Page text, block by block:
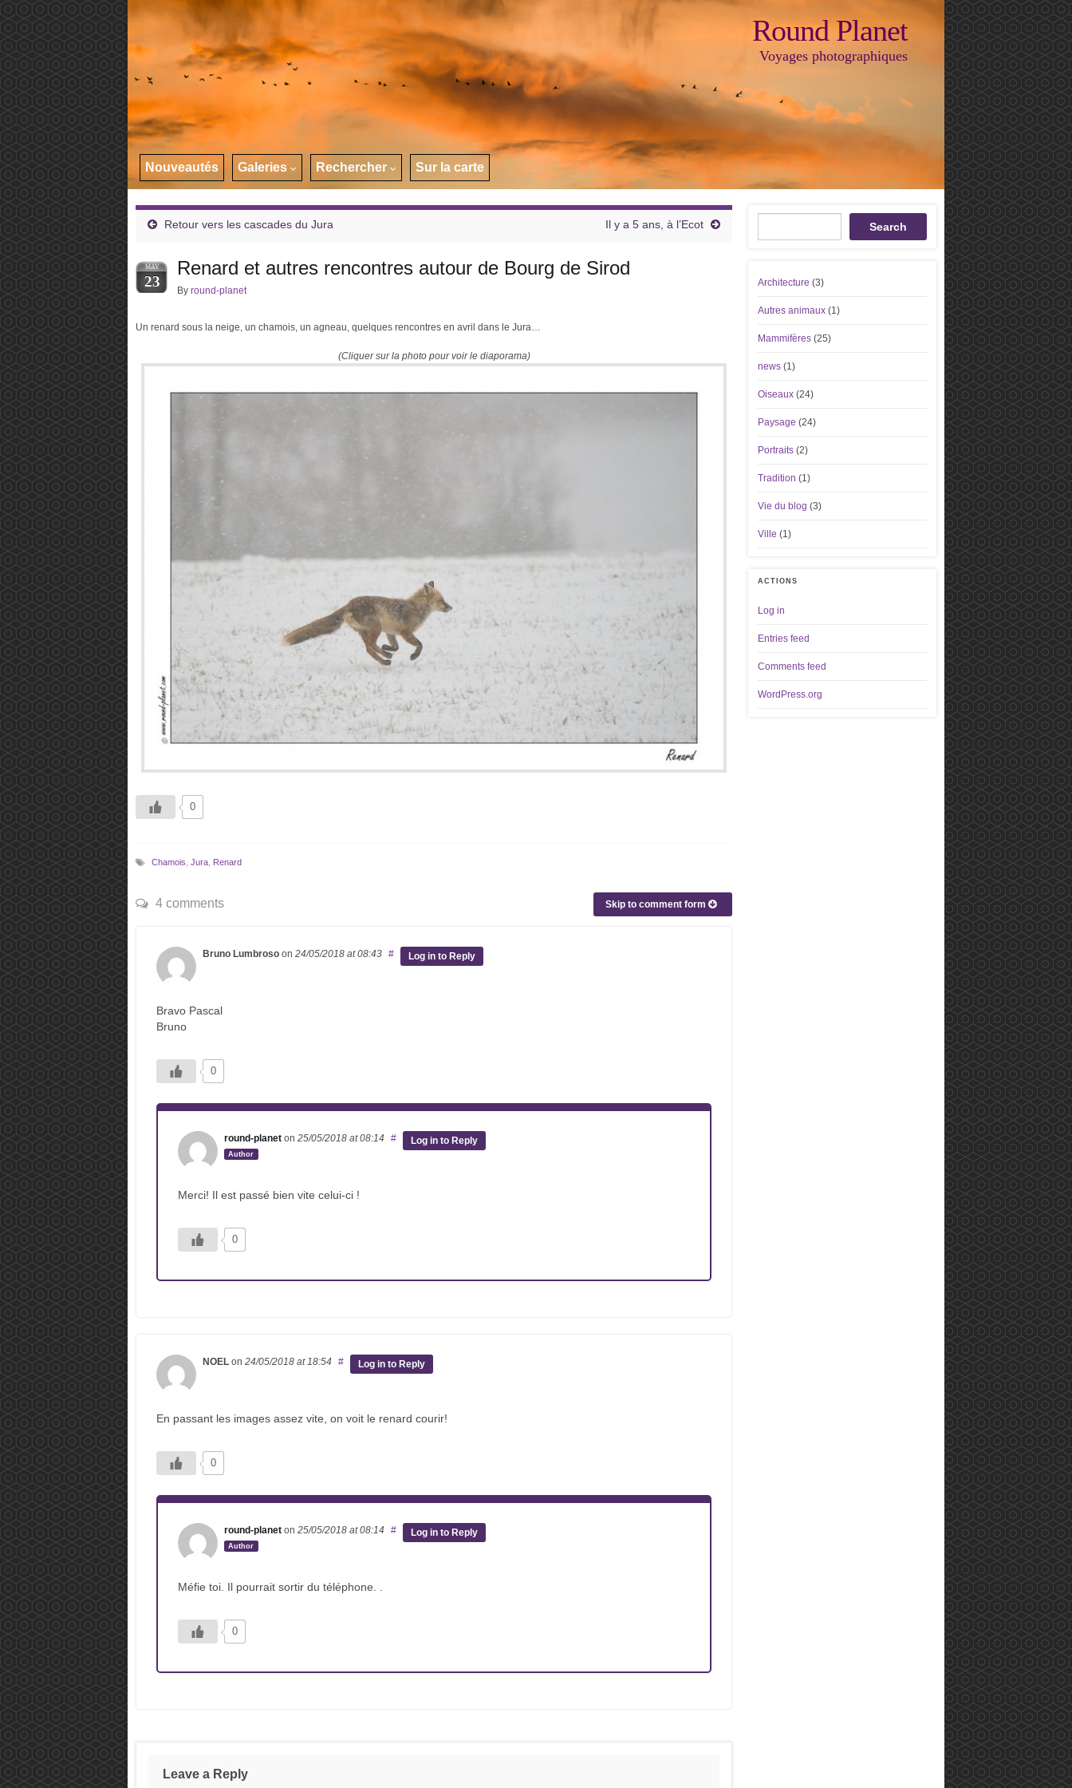
Round Planet
Voyages photographiques
Nouveautés Galeries Rechercher Sur la carte
Retour vers les cascades du Jura Il y a 5 ans, à l’Ecot
MAY
23
Renard et autres rencontres autour de Bourg de Sirod
By round-planet
Un renard sous la neige, un chamois, un agneau, quelques rencontres en avril dans le Jura…
(Cliquer sur la photo pour voir le diaporama)
0
Chamois, Jura, Renard
4 comments Skip to comment form
Bruno Lumbroso on 24/05/2018 at 08:43 # Log in to Reply
Bravo Pascal
Bruno
0
round-planet on 25/05/2018 at 08:14
Author
# Log in to Reply
Merci! Il est passé bien vite celui-ci !
0
NOEL on 24/05/2018 at 18:54 # Log in to Reply
En passant les images assez vite, on voit le renard courir!
0
round-planet on 25/05/2018 at 08:14
Author
# Log in to Reply
Méfie toi. Il pourrait sortir du téléphone. .
0
Leave a Reply
Search
Architecture (3)
Autres animaux (1)
Mammifères (25)
news (1)
Oiseaux (24)
Paysage (24)
Portraits (2)
Tradition (1)
Vie du blog (3)
Ville (1)
ACTIONS
Log in
Entries feed
Comments feed
WordPress.org